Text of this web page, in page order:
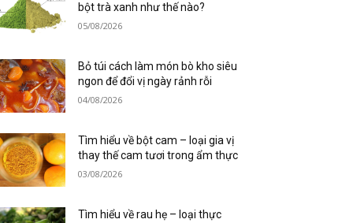
bột trà xanh như thế nào?
05/08/2026
Bỏ túi cách làm món bò kho siêu
ngon để đổi vị ngày rảnh rỗi
04/08/2026
Tìm hiểu về bột cam – loại gia vị
thay thế cam tươi trong ẩm thực
03/08/2026
Tìm hiểu về rau hẹ – loại thực